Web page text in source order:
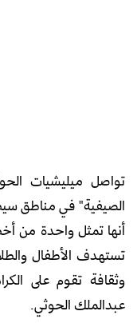
تواصل ميليشيات
الصيفية" في مناطق
أنها تمثل واحدة من
تستهدف الأطفال
وثقافة تقوم على
عبدالملك الحوثي.